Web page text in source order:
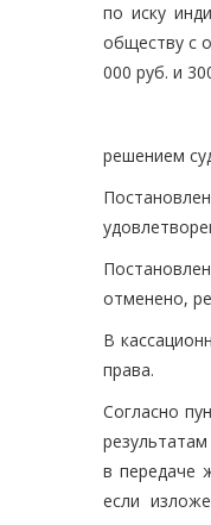
по иску
обществу с
000 руб. и
решением
отменено,
В
права.
Согласно
в передаче
если